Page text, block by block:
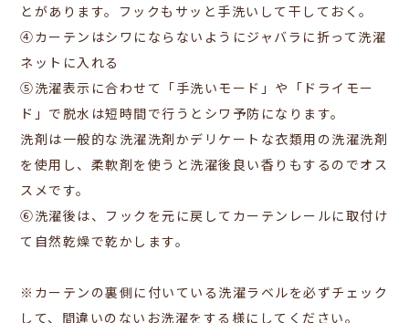
とがあります。フックもサッと手洗いして干しておく。
④カーテンはシワにならないようにジャバラに折って洗濯
ネットに入れる
⑤洗濯表示に合わせて「手洗いモード」や「ドライモー
ド」で脱水は短時間で行うとシワ予防になります。
洗剤は一般的な洗濯洗剤かデリケートな衣類用の洗濯洗剤
を使用し、柔軟剤を使うと洗濯後良い香りもするのでオス
スメです。
⑥洗濯後は、フックを元に戻してカーテンレールに取付け
て自然乾燥で乾かします。
※カーテンの裏側に付いている洗濯ラベルを必ずチェック